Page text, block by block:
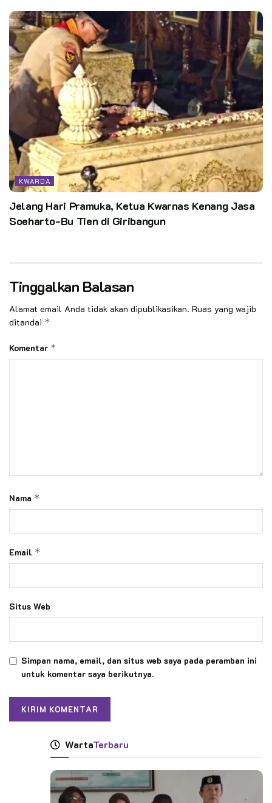
KWARDA
Jelang Hari Pramuka, Ketua Kwarnas Kenang Jasa
Soeharto-Bu Tien di Giribangun
Tinggalkan Balasan
Alamat email Anda tidak akan dipublikasikan. Ruas yang wajib
ditandai *
Komentar *
Nama *
Email *
Situs Web
Simpan nama, email, dan situs web saya pada peramban ini
untuk komentar saya berikutnya.
WartaTerbaru